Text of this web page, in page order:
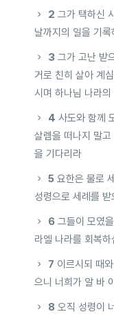
2 그가 택하신
날까지의 일을 기록
3그가 고난 받
거로 친히 살아 계
시며 하나님 나라
4 사도와 함께
살렘을 떠나지 말
을 기다리라
5요한은 물로
성령으로 세례를
6그들이 모였
라엘 나라를 회복
7 이르시되 때
으니 너희가 알 바
8 오직 성령이